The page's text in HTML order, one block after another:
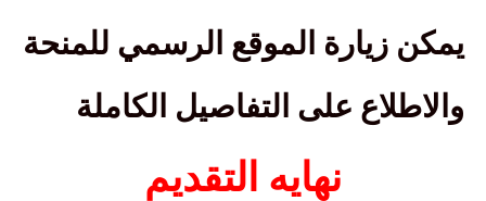
يمكن زيارة الموقع الرسمي للمنحة
والاطلاع على التفاصيل الكاملة
نهايه التقديم